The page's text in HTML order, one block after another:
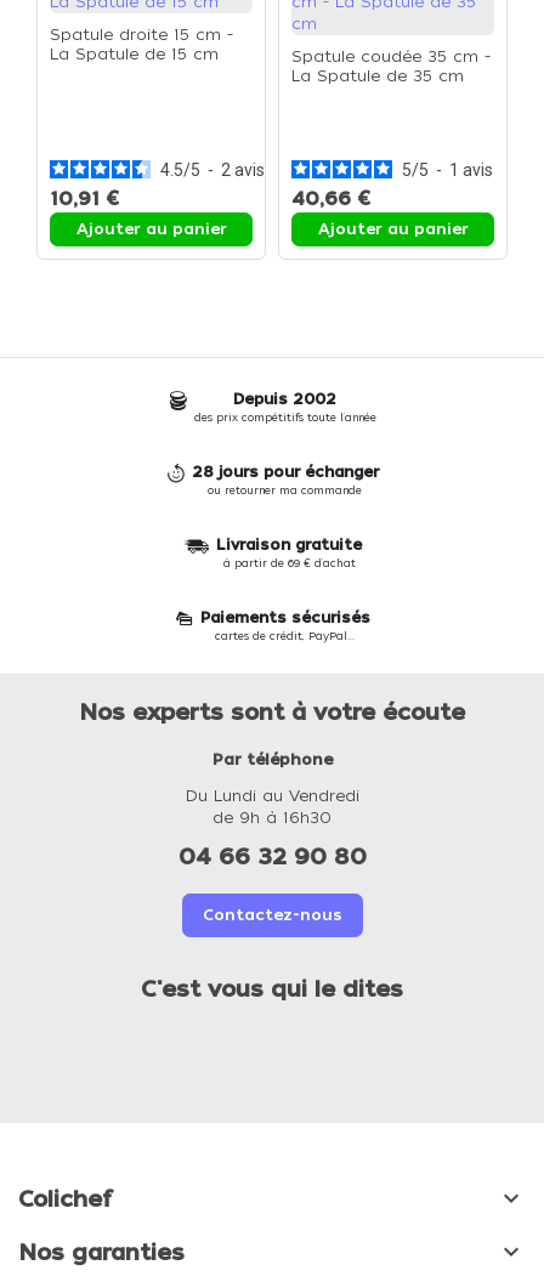
Spatule droite 15 cm -
La Spatule de 15 cm
4.5/5 - 2avis
10,91 €
Ajouter au panier
Spatule coudée 35 cm -
La Spatule de 35 cm
5/5 - 1 avis
40,66 €
Ajouter au panier
Depuis 2002
des prix compétitifs toute l'année
28 jours pour échanger
ou retourner ma commande
Livraison gratuite
à partir de 69 € d'achat
Paiements sécurisés
cartes de crédit, PayPal...
Nos experts sont à votre écoute
Par téléphone
Du Lundi au Vendredi
de 9h à 16h30
04 66 32 90 80
Contactez-nous
C'est vous qui le dites
Colichef 
Nos garanties 